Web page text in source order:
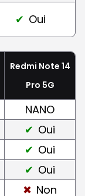
Oui
Redmi Note 14
Pro 5G
NANO
Oui
Oui
Oui
Non